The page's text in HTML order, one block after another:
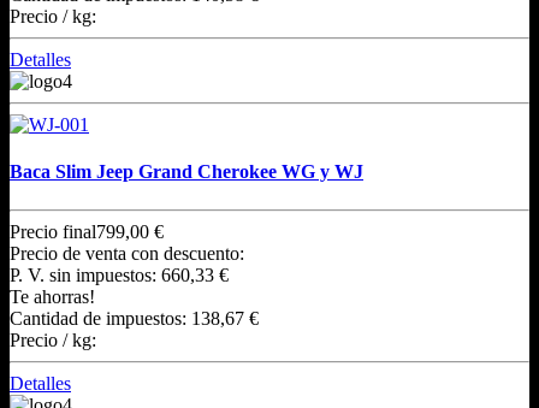
Precio / kg:
Detalles
Baca Slim Jeep Grand Cherokee WG y WJ
Precio final799,00 €
Precio de venta con descuento:
P. V. sin impuestos: 660,33 €
Te ahorras!
Cantidad de impuestos: 138,67 €
Precio / kg:
Detalles